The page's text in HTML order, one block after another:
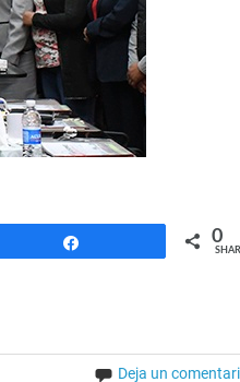
0
Deja un